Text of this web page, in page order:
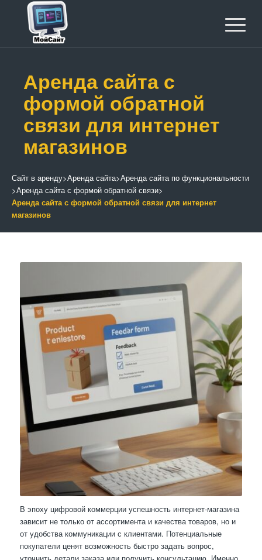
Аренда сайта с
формой обратной
связи для интернет
магазинов
Сайт в аренду>Аренда сайта>Аренда сайта по функциональности
>Аренда сайта с формой обратной связи>
Аренда сайта с формой обратной связи для интернет
магазинов
В эпоху цифровой коммерции успешность интернет-магазина
зависит не только от ассортимента и качества товаров, но и
от удобства коммуникации с клиентами. Потенциальные
покупатели ценят возможность быстро задать вопрос,